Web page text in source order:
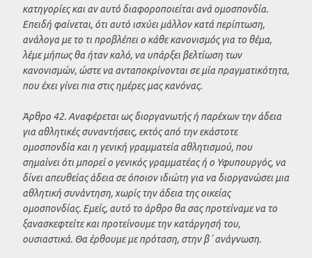
κατηγορίες και αν αυτό διαφοροποιείται ανά ομοσπονδία.
Επειδή φαίνεται, ότι αυτό ισχύει μάλλον κατά περίπτωση,
ανάλογα με το τι προβλέπει ο κάθε κανονισμός για το θέμα,
λέμε μήπως θα ήταν καλό, να υπάρξει βελτίωση των
κανονισμών, ώστε να ανταποκρίνονται σε μία πραγματικότητα,
που έχει γίνει πια στις ημέρες μας κανόνας.
Άρθρο 42. Αναφέρεται ως διοργανωτής ή παρέχων την άδεια
για αθλητικές συναντήσεις, εκτός από την εκάστοτε
ομοσπονδία και η γενική γραμματεία αθλητισμού, που
σημαίνει ότι μπορεί ο γενικός γραμματέας ή ο Υφυπουργός, να
δίνει απευθείας άδεια σε όποιον ιδιώτη για να διοργανώσει μια
αθλητική συνάντηση, χωρίς την άδεια της οικείας
ομοσπονδίας. Εμείς, αυτό το άρθρο θα σας προτείναμε να το
ξανασκεφτείτε και προτείνουμε την κατάργησή του,
ουσιαστικά. Θα έρθουμε με πρόταση, στην β΄ ανάγνωση.